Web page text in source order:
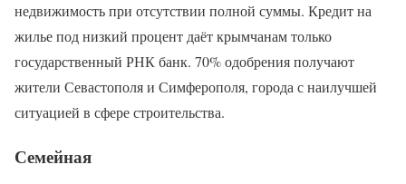
недвижимость при отсутствии полной суммы. Кредит на
жилье под низкий процент даёт крымчанам только
государственный РНК банк. 70% одобрения получают
жители Севастополя и Симферополя, города с наилучшей
ситуацией в сфере строительства.
Семейная